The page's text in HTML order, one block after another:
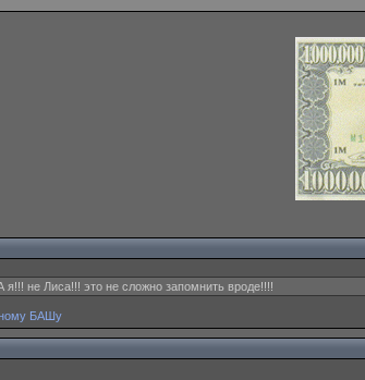
не Лиса!!! это не сложно запомнить вроде!!!!
БАШу